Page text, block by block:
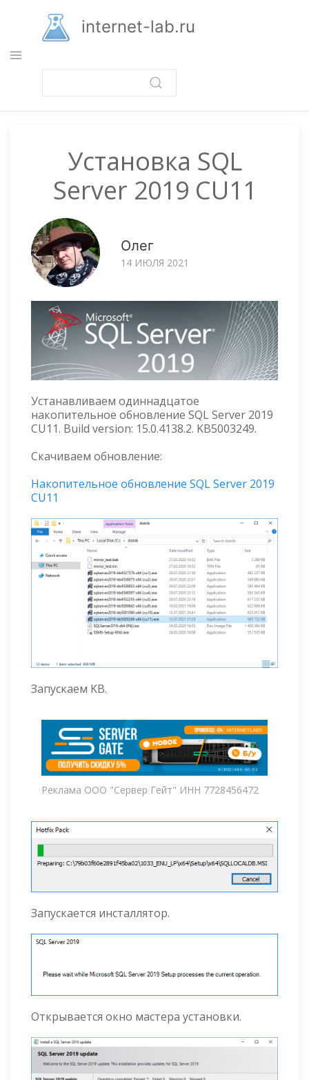
основному
содержанию
internet-lab.ru
Установка SQL
Server 2019 CU11
Олег
14 ИЮЛЯ 2021
Устанавливаем одиннадцатое
накопительное обновление SQL Server 2019
CU11. Build version: 15.0.4138.2. KB5003249.
Скачиваем обновление:
Накопительное обновление SQL Server 2019
CU11
Запускаем KB.
Реклама ООО "Сервер Гейт" ИНН 7728456472
Запускается инсталлятор.
Открывается окно мастера установки.